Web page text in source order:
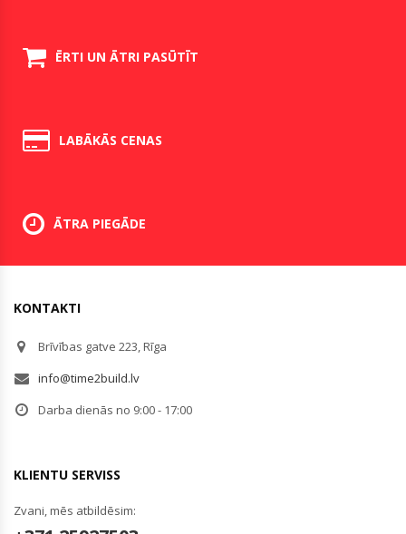
ĒRTI UN ĀTRI PASŪTĪT
LABĀKĀS CENAS
ĀTRA PIEGĀDE
KONTAKTI
Brīvības gatve 223, Rīga
info@time2build.lv
Darba dienās no 9:00 - 17:00
KLIENTU SERVISS
Zvani, mēs atbildēsim: